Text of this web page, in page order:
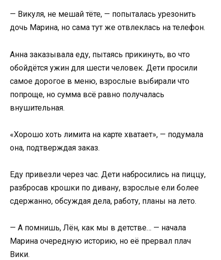
— Викуля, не мешай тёте, — попыталась урезонить
дочь Марина, но сама тут же отвлеклась на телефон.
Анна заказывала еду, пытаясь прикинуть, во что
обойдётся ужин для шести человек. Дети просили
самое дорогое в меню, взрослые выбирали что
попроще, но сумма всё равно получалась
внушительная.
«Хорошо хоть лимита на карте хватает», — подумала
она, подтверждая заказ.
Еду привезли через час. Дети набросились на пиццу,
разбросав крошки по дивану, взрослые ели более
сдержанно, обсуждая дела, работу, планы на лето.
— А помнишь, Лён, как мы в детстве… — начала
Марина очередную историю, но её прервал плач
Вики.